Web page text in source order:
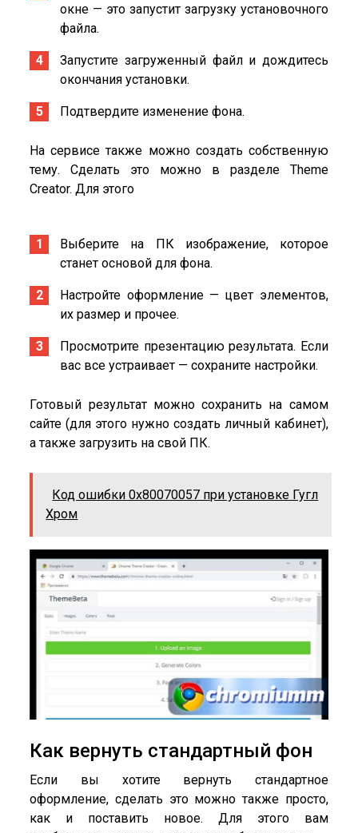
окне — это запустит загрузку установочного
файла.
Запустите загруженный файл и дождитесь
окончания установки.
Подтвердите изменение фона.
На сервисе также можно создать собственную
тему. Сделать это можно в разделе Theme
Creator. Для этого
Выберите на ПК изображение, которое
станет основой для фона.
Настройте оформление — цвет элементов,
их размер и прочее.
Просмотрите презентацию результата. Если
вас все устраивает — сохраните настройки.
Готовый результат можно сохранить на самом
сайте (для этого нужно создать личный кабинет),
а также загрузить на свой ПК.
Код ошибки 0x80070057 при установке Гугл
Хром
Как вернуть стандартный фон
Если вы хотите вернуть стандартное
оформление, сделать это можно также просто,
как и поставить новое. Для этого вам